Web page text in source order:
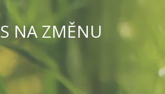
NA ZMĚNU